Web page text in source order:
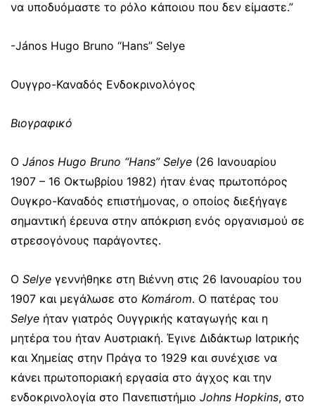
να υποδυόμαστε το ρόλο κάποιου που δεν είμαστε.”
-János Hugo Bruno “Hans” Selye
Ουγγρο-Καναδός Ενδοκρινολόγος
Βιογραφικό
Ο János Hugo Bruno “Hans” Selye (26 Ιανουαρίου
1907 – 16 Οκτωβρίου 1982) ήταν ένας πρωτοπόρος
Ουγκρο-Καναδός επιστήμονας, ο οποίος διεξήγαγε
σημαντική έρευνα στην απόκριση ενός οργανισμού σε
στρεσογόνους παράγοντες.
Ο Selye γεννήθηκε στη Βιέννη στις 26 Ιανουαρίου του
1907 και μεγάλωσε στο Komárom. Ο πατέρας του
Selye ήταν γιατρός Ουγγρικής καταγωγής και η
μητέρα του ήταν Αυστριακή. Έγινε Διδάκτωρ Ιατρικής
και Χημείας στην Πράγα το 1929 και συνέχισε να
κάνει πρωτοποριακή εργασία στο άγχος και την
ενδοκρινολογία στο Πανεπιστήμιο Johns Hopkins, στο